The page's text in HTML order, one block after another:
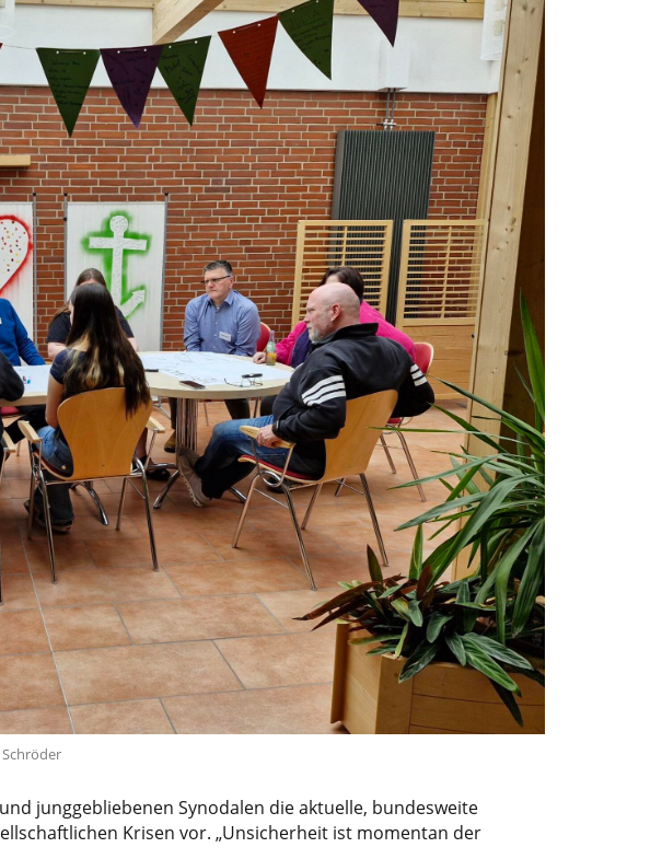
junggebliebenen Synodalen die aktuelle, bundesweite
Krisen vor. „Unsicherheit ist momentan der